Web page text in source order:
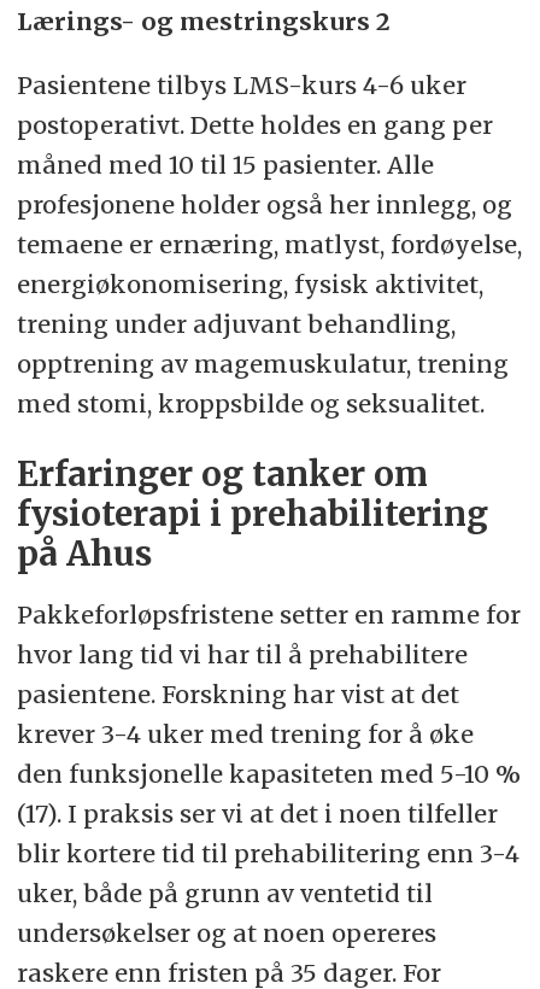
Lærings- og mestringskurs 2
Pasientene tilbys LMS-kurs 4-6 uker
postoperativt. Dette holdes en gang per
måned med 10 til 15 pasienter. Alle
profesjonene holder også her innlegg, og
temaene er ernæring, matlyst, fordøyelse,
energiøkonomisering, fysisk aktivitet,
trening under adjuvant behandling,
opptrening av magemuskulatur, trening
med stomi, kroppsbilde og seksualitet.
Erfaringer og tanker om
fysioterapi i prehabilitering
på Ahus
Pakkeforløpsfristene setter en ramme for
hvor lang tid vi har til å prehabilitere
pasientene. Forskning har vist at det
krever 3-4 uker med trening for å øke
den funksjonelle kapasiteten med 5-10 %
(17). I praksis ser vi at det i noen tilfeller
blir kortere tid til prehabilitering enn 3-4
uker, både på grunn av ventetid til
undersøkelser og at noen opereres
raskere enn fristen på 35 dager. For